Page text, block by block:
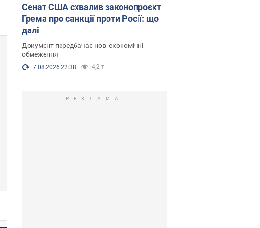
Сенат США схвалив законопроєкт
Грема про санкції проти Росії: що
далі
Документ передбачає нові економічні
обмеження
7.08.2026 22:38 4,2 т.